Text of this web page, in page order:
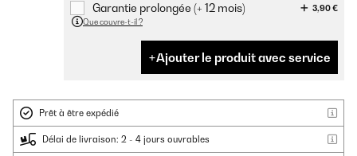
Garantie prolongée (+ 12 mois)
3,90 €
Que couvre-t-il ?
Ajouter le produit avec service
Prêt à être expédié
Délai de livraison: 2 - 4 jours ouvrables